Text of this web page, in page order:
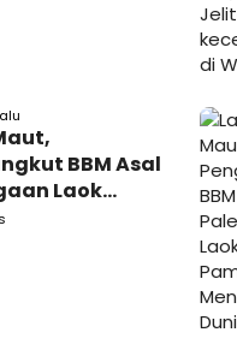
BBM Asal
Laok